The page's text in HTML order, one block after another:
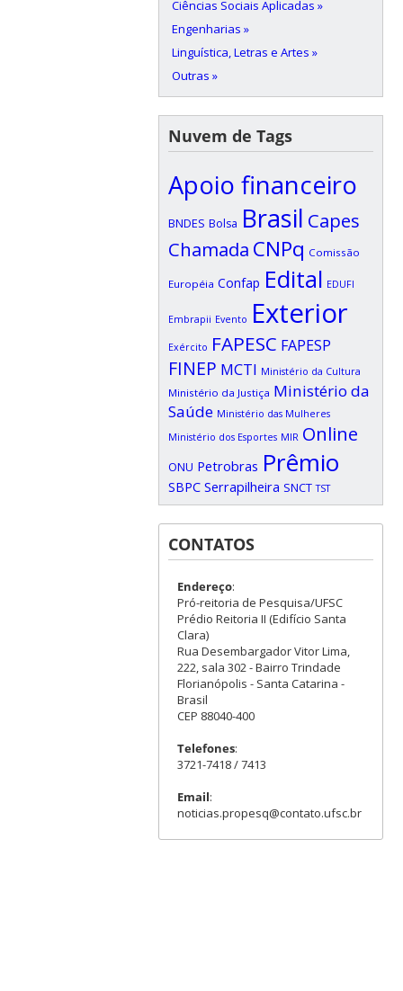
Ciências Sociais Aplicadas »
Engenharias »
Linguística, Letras e Artes »
Outras »
Nuvem de Tags
Apoio financeiro
BNDES Bolsa Brasil Capes
Chamada CNPq Comissão
Européia Confap Edital EDUFI
Embrapii Evento Exterior
Exército FAPESC FAPESP
FINEP MCTI Ministério da Cultura
Ministério da Justiça Ministério da
Saúde Ministério das Mulheres
Ministério dos Esportes MIR Online
ONU Petrobras Prêmio
SBPC Serrapilheira SNCT TST
CONTATOS
Endereço:
Pró-reitoria de Pesquisa/UFSC
Prédio Reitoria II (Edifício Santa
Clara)
Rua Desembargador Vitor Lima,
222, sala 302 - Bairro Trindade
Florianópolis - Santa Catarina -
Brasil
CEP 88040-400
Telefones:
3721-7418 / 7413
Email:
noticias.propesq@contato.ufsc.br